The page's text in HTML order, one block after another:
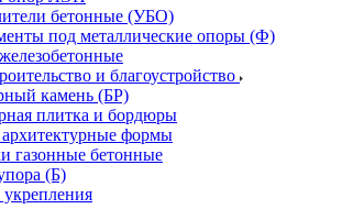
бетонные (УБО)
под металлические опоры (Ф)
и благоустройство
камень (БР)
плитка и бордюры
формы
газонные бетонные
(Б)
укрепления